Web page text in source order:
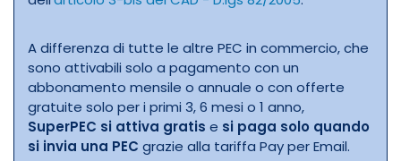
A differenza di tutte le altre PEC in commercio, che
sono attivabili solo a pagamento con un
abbonamento mensile o annuale o con offerte
gratuite solo per i primi 3, 6 mesi o 1 anno,
SuperPEC si attiva gratis e si paga solo quando
si invia una PEC grazie alla tariffa Pay per Email.